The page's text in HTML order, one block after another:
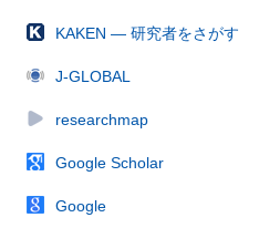
KAKEN — 研究者をさがす
J-GLOBAL
researchmap
Google Scholar
Google